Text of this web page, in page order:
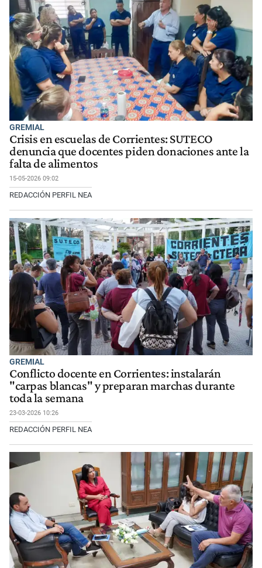
GREMIAL
Crisis en escuelas de Corrientes: SUTECO
denuncia que docentes piden donaciones ante la
falta de alimentos
15-05-2026 09:02
REDACCIÓN PERFIL NEA
GREMIAL
Conflicto docente en Corrientes: instalarán
"carpas blancas" y preparan marchas durante
toda la semana
23-03-2026 10:26
REDACCIÓN PERFIL NEA